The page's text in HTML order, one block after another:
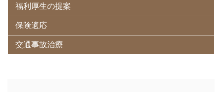
福利厚生の提案
保険適応
交通事故治療